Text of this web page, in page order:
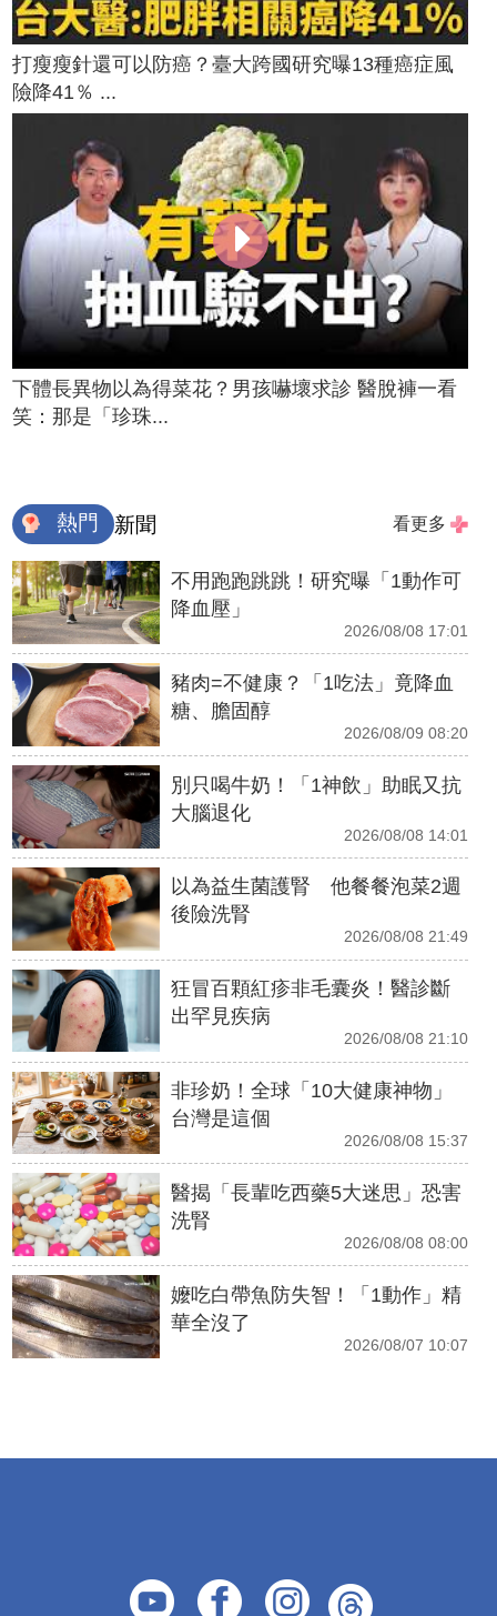
打瘦瘦針還可以防癌？臺大跨國研究曝13種癌症風
險降41％ ...
下體長異物以為得菜花？男孩嚇壞求診 醫脫褲一看
笑：那是「珍珠...
熱門 新聞 看更多
不用跑跑跳跳！研究曝「1動作可
降血壓」
2026/08/08 17:01
豬肉=不健康？「1吃法」竟降血
糖、膽固醇
2026/08/09 08:20
別只喝牛奶！「1神飲」助眠又抗
大腦退化
2026/08/08 14:01
以為益生菌護腎 他餐餐泡菜2週
後險洗腎
2026/08/08 21:49
狂冒百顆紅疹非毛囊炎！醫診斷
出罕見疾病
2026/08/08 21:10
非珍奶！全球「10大健康神物」
台灣是這個
2026/08/08 15:37
醫揭「長輩吃西藥5大迷思」恐害
洗腎
2026/08/08 08:00
嬤吃白帶魚防失智！「1動作」精
華全沒了
2026/08/07 10:07